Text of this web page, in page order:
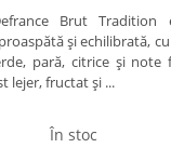
Brut Tradition
și echilibrată,
pară, citrice și note
lejer, fructat și ...
În stoc